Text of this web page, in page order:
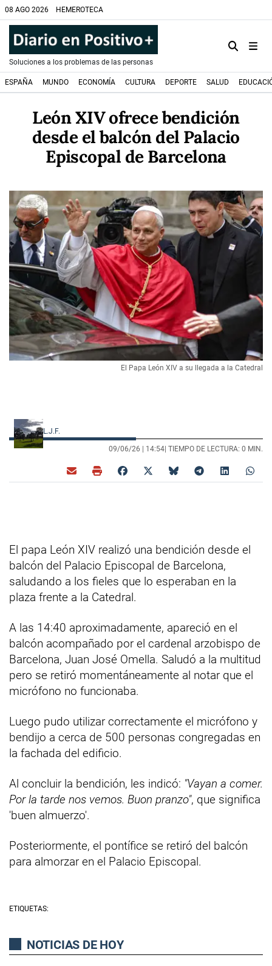
08 AGO 2026 HEMEROTECA
Soluciones a los problemas de las personas
ESPAÑA MUNDO ECONOMÍA CULTURA DEPORTE SALUD
León XIV ofrece bendición
desde el balcón del Palacio
Episcopal de Barcelona
El Papa León XIV a su llegada a la Catedral
L.J.F.
09/06/26 | 14:54 | TIEMPO DE LECTURA: 0 MIN.
El papa León XIV realizó una bendición desde el
balcón del Palacio Episcopal de Barcelona,
saludando a los fieles que lo esperaban en la
plaza frente a la Catedral.
A las 14:40 aproximadamente, apareció en el
balcón acompañado por el cardenal arzobispo de
Barcelona, Juan José Omella. Saludó a la multitud
pero se retiró momentáneamente al notar que el
micrófono no funcionaba.
Luego pudo utilizar correctamente el micrófono y
bendijo a cerca de 500 personas congregadas en
la fachada del edificio.
Al concluir la bendición, les indicó: "Vayan a comer.
Por la tarde nos vemos. Buon pranzo", que significa
'buen almuerzo'.
Posteriormente, el pontífice se retiró del balcón
para almorzar en el Palacio Episcopal.
ETIQUETAS:
NOTICIAS DE HOY